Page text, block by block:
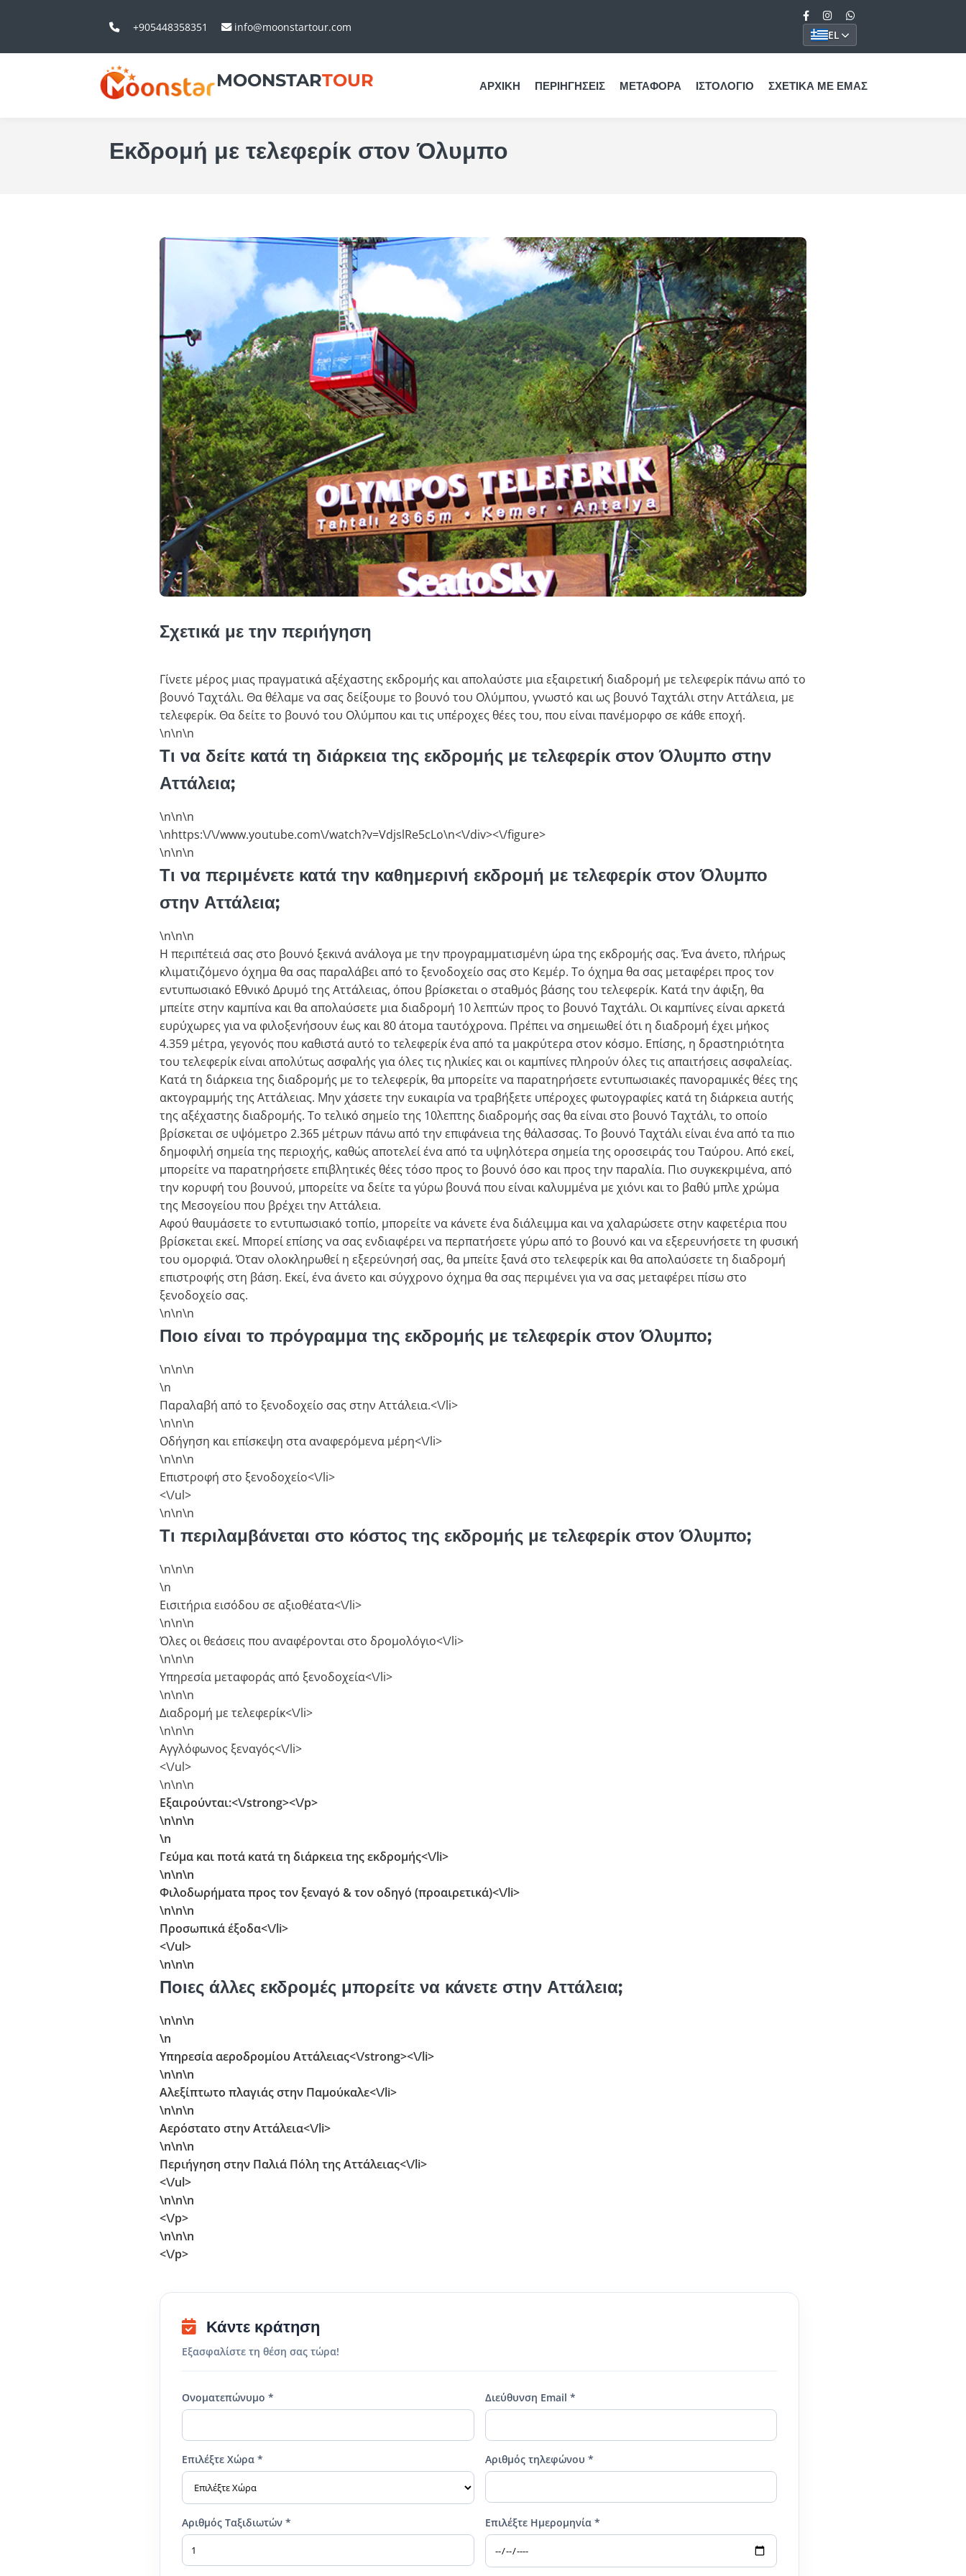
+905448358351 info@moonstartour.com
EL
MOONSTARTOUR ΑΡΧΙΚΉ ΠΕΡΙΗΓΉΣΕΙΣ ΜΕΤΑΦΟΡΆ ΙΣΤΟΛΌΓΙΟ ΣΧΕΤΙΚΆ ΜΕ ΕΜΆΣ
Εκδρομή με τελεφερίκ στον Όλυμπο
Σχετικά με την περιήγηση
Γίνετε μέρος μιας πραγματικά αξέχαστης εκδρομής και απολαύστε μια εξαιρετική διαδρομή με τελεφερίκ πάνω από το
βουνό Ταχτάλι. Θα θέλαμε να σας δείξουμε το βουνό του Ολύμπου, γνωστό και ως βουνό Ταχτάλι στην Αττάλεια, με
τελεφερίκ. Θα δείτε το βουνό του Ολύμπου και τις υπέροχες θέες του, που είναι πανέμορφο σε κάθε εποχή.
\n\n\n
Τι να δείτε κατά τη διάρκεια της εκδρομής με τελεφερίκ στον Όλυμπο στην
Αττάλεια;
\n\n\n
\nhttps:\/\/www.youtube.com\/watch?v=VdjslRe5cLo\n<\/div><\/figure>
\n\n\n
Τι να περιμένετε κατά την καθημερινή εκδρομή με τελεφερίκ στον Όλυμπο
στην Αττάλεια;
\n\n\n
Η περιπέτειά σας στο βουνό ξεκινά ανάλογα με την προγραμματισμένη ώρα της εκδρομής σας. Ένα άνετο, πλήρως
κλιματιζόμενο όχημα θα σας παραλάβει από το ξενοδοχείο σας στο Κεμέρ. Το όχημα θα σας μεταφέρει προς τον
εντυπωσιακό Εθνικό Δρυμό της Αττάλειας, όπου βρίσκεται ο σταθμός βάσης του τελεφερίκ. Κατά την άφιξη, θα
μπείτε στην καμπίνα και θα απολαύσετε μια διαδρομή 10 λεπτών προς το βουνό Ταχτάλι. Οι καμπίνες είναι αρκετά
ευρύχωρες για να φιλοξενήσουν έως και 80 άτομα ταυτόχρονα. Πρέπει να σημειωθεί ότι η διαδρομή έχει μήκος
4.359 μέτρα, γεγονός που καθιστά αυτό το τελεφερίκ ένα από τα μακρύτερα στον κόσμο. Επίσης, η δραστηριότητα
του τελεφερίκ είναι απολύτως ασφαλής για όλες τις ηλικίες και οι καμπίνες πληρούν όλες τις απαιτήσεις ασφαλείας.
Κατά τη διάρκεια της διαδρομής με το τελεφερίκ, θα μπορείτε να παρατηρήσετε εντυπωσιακές πανοραμικές θέες της
ακτογραμμής της Αττάλειας. Μην χάσετε την ευκαιρία να τραβήξετε υπέροχες φωτογραφίες κατά τη διάρκεια αυτής
της αξέχαστης διαδρομής. Το τελικό σημείο της 10λεπτης διαδρομής σας θα είναι στο βουνό Ταχτάλι, το οποίο
βρίσκεται σε υψόμετρο 2.365 μέτρων πάνω από την επιφάνεια της θάλασσας. Το βουνό Ταχτάλι είναι ένα από τα πιο
δημοφιλή σημεία της περιοχής, καθώς αποτελεί ένα από τα υψηλότερα σημεία της οροσειράς του Ταύρου. Από εκεί,
μπορείτε να παρατηρήσετε επιβλητικές θέες τόσο προς το βουνό όσο και προς την παραλία. Πιο συγκεκριμένα, από
την κορυφή του βουνού, μπορείτε να δείτε τα γύρω βουνά που είναι καλυμμένα με χιόνι και το βαθύ μπλε χρώμα
της Μεσογείου που βρέχει την Αττάλεια.
Αφού θαυμάσετε το εντυπωσιακό τοπίο, μπορείτε να κάνετε ένα διάλειμμα και να χαλαρώσετε στην καφετέρια που
βρίσκεται εκεί. Μπορεί επίσης να σας ενδιαφέρει να περπατήσετε γύρω από το βουνό και να εξερευνήσετε τη φυσική
του ομορφιά. Όταν ολοκληρωθεί η εξερεύνησή σας, θα μπείτε ξανά στο τελεφερίκ και θα απολαύσετε τη διαδρομή
επιστροφής στη βάση. Εκεί, ένα άνετο και σύγχρονο όχημα θα σας περιμένει για να σας μεταφέρει πίσω στο
ξενοδοχείο σας.
\n\n\n
Ποιο είναι το πρόγραμμα της εκδρομής με τελεφερίκ στον Όλυμπο;
\n\n\n
\n
Παραλαβή από το ξενοδοχείο σας στην Αττάλεια.<\/li>
\n\n\n
Οδήγηση και επίσκεψη στα αναφερόμενα μέρη<\/li>
\n\n\n
Επιστροφή στο ξενοδοχείο<\/li>
<\/ul>
\n\n\n
Τι περιλαμβάνεται στο κόστος της εκδρομής με τελεφερίκ στον Όλυμπο;
\n\n\n
\n
Εισιτήρια εισόδου σε αξιοθέατα<\/li>
\n\n\n
Όλες οι θεάσεις που αναφέρονται στο δρομολόγιο<\/li>
\n\n\n
Υπηρεσία μεταφοράς από ξενοδοχεία<\/li>
\n\n\n
Διαδρομή με τελεφερίκ<\/li>
\n\n\n
Αγγλόφωνος ξεναγός<\/li>
<\/ul>
\n\n\n
Εξαιρούνται:<\/strong><\/p>
\n\n\n
\n
Γεύμα και ποτά κατά τη διάρκεια της εκδρομής<\/li>
\n\n\n
Φιλοδωρήματα προς τον ξεναγό & τον οδηγό (προαιρετικά)<\/li>
\n\n\n
Προσωπικά έξοδα<\/li>
<\/ul>
\n\n\n
Ποιες άλλες εκδρομές μπορείτε να κάνετε στην Αττάλεια;
\n\n\n
\n
Υπηρεσία αεροδρομίου Αττάλειας<\/strong><\/li>
\n\n\n
Αλεξίπτωτο πλαγιάς στην Παμούκαλε<\/li>
\n\n\n
Αερόστατο στην Αττάλεια<\/li>
\n\n\n
Περιήγηση στην Παλιά Πόλη της Αττάλειας<\/li>
<\/ul>
\n\n\n
<\/p>
\n\n\n
<\/p>
Κάντε κράτηση
Εξασφαλίστε τη θέση σας τώρα!
Ονοματεπώνυμο * Διεύθυνση Email *
Επιλέξτε Χώρα * Αριθμός τηλεφώνου *
Αριθμός Ταξιδιωτών * Επιλέξτε Ημερομηνία *